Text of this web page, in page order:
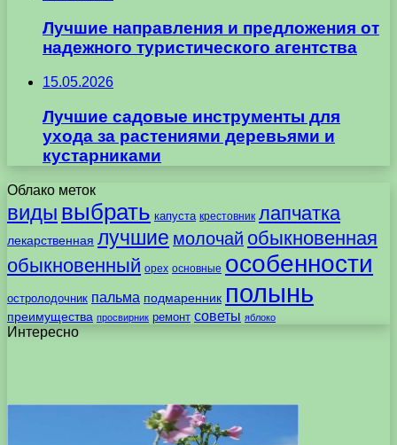
Лучшие направления и предложения от
надежного туристического агентства
15.05.2026
Лучшие садовые инструменты для
ухода за растениями деревьями и
кустарниками
Облако меток
виды выбрать капуста крестовник лапчатка
лекарственная лучшие молочай обыкновенная
обыкновенный орех основные особенности
остролодочник пальма подмаренник полынь
преимущества просвирник ремонт советы яблоко
Интересно